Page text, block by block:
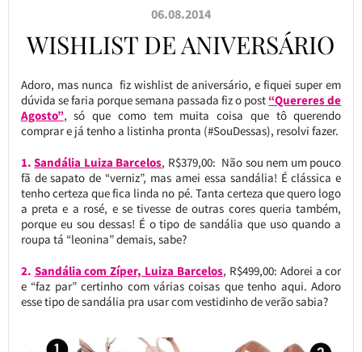
06.08.2014
WISHLIST DE ANIVERSÁRIO
Adoro, mas nunca fiz wishlist de aniversário, e fiquei super em
dúvida se faria porque semana passada fiz o post“Quereres de
Agosto”, só que como tem muita coisa que tô querendo
comprar e já tenho a listinha pronta (#SouDessas), resolvi fazer.
1.Sandália Luiza Barcelos, R$379,00: Não sou nem um pouco
fã de sapato de “verniz”, mas amei essa sandália! É clássica e
tenho certeza que fica linda no pé. Tanta certeza que quero logo
a preta e a rosé, e se tivesse de outras cores queria também,
porque eu sou dessas! É o tipo de sandália que uso quando a
roupa tá “leonina” demais, sabe?
2. Sandália com Zíper, Luiza Barcelos, R$499,00: Adorei a cor
e “faz par” certinho com várias coisas que tenho aqui. Adoro
esse tipo de sandália pra usar com vestidinho de verão sabia?